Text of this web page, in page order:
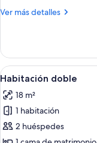
Ver más detalles
Más
individual
superior
Abrir
todas
las
fotos
de
3
Habitación doble
18 m²
1 habitación
2 huéspedes